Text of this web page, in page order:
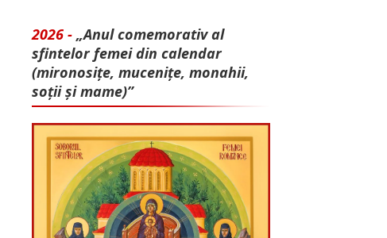
2026 - „Anul comemorativ al
sfintelor femei din calendar
(mironosițe, mu­cenițe, monahii,
soții și mame)”